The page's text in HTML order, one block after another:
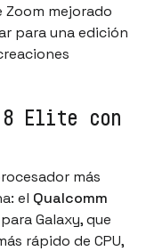
mejorado
para una edición
8 Elite con
más
el Qualcomm
Galaxy, que
rápido de CPU,